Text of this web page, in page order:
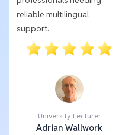
reliable multilingual
support.
University Lecturer
Adrian Wallwork